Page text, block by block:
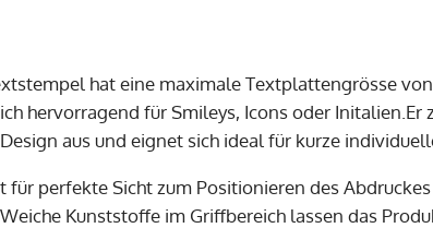
hat eine maximale Textplattengrösse
hervorragend für Smileys, Icons oder Initalien.Er
aus und eignet sich ideal für kurze
für perfekte Sicht zum Positionieren des
Kunststoffe im Griffbereich lassen das